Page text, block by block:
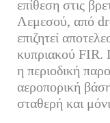
επίθεση στις
Λεμεσού, από
επιζητεί
κυπριακού FIR.
η περιοδική
αεροπορική
σταθερή και